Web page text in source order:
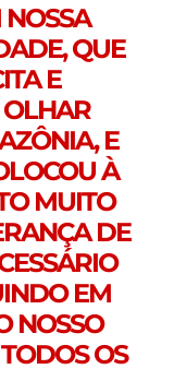
QUE
E
E
À
MUITO
DE
EM
NOSSO
OS